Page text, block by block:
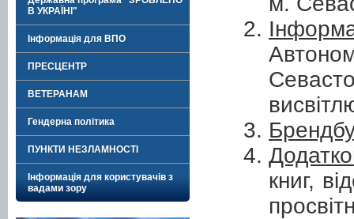
В УКРАЇНІ"
Інформація для ВПО
ПРЕСЦЕНТР
ВЕТЕРАНАМ
Гендерна політика
ПУНКТИ НЕЗЛАМНОСТІ
Інформація для користувачів з
вадами зору
книг,